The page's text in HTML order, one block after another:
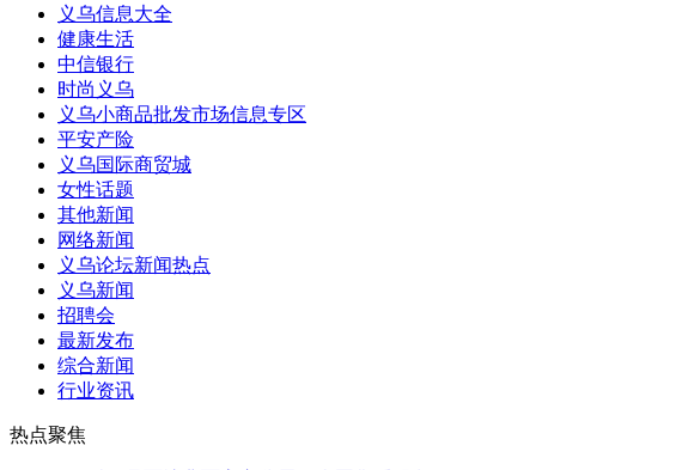
义乌信息大全
健康生活
中信银行
时尚义乌
义乌小商品批发市场信息专区
平安产险
义乌国际商贸城
女性话题
其他新闻
网络新闻
义乌论坛新闻热点
义乌新闻
招聘会
最新发布
综合新闻
行业资讯
热点聚焦